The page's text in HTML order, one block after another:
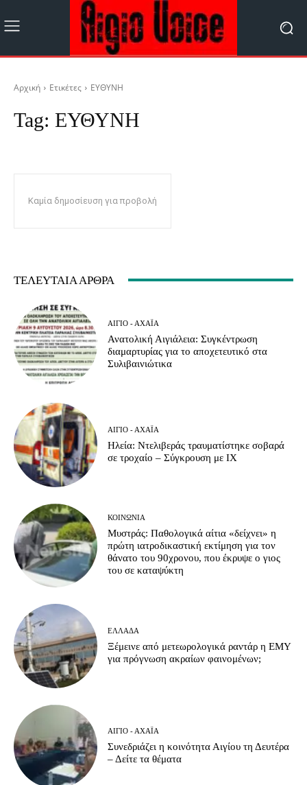
Αρχική Ετικέτες ΕΥΘΥΝΗ
Tag: ΕΥΘΥΝΗ
Καμία δημοσίευση για προβολή
ΤΕΛΕΥΤΑΊΑ ΆΡΘΡΑ
ΑΊΓΙΟ - ΑΧΑΪ́Α
Ανατολική Αιγιάλεια: Συγκέντρωση
διαμαρτυρίας για το αποχετευτικό στα
Συλιβαινιώτικα
ΑΊΓΙΟ - ΑΧΑΪ́Α
Ηλεία: Ντελιβεράς τραυματίστηκε σοβαρά
σε τροχαίο – Σύγκρουση με ΙΧ
ΚΟΙΝΩΝΊΑ
Μυστράς: Παθολογικά αίτια «δείχνει» η
πρώτη ιατροδικαστική εκτίμηση για τον
θάνατο του 90χρονου, που έκρυψε ο γιος
του σε καταψύκτη
ΕΛΛΆΔΑ
Ξέμεινε από μετεωρολογικά ραντάρ η ΕΜΥ
για πρόγνωση ακραίων φαινομένων;
ΑΊΓΙΟ - ΑΧΑΪ́Α
Συνεδριάζει η κοινότητα Αιγίου τη Δευτέρα
– Δείτε τα θέματα